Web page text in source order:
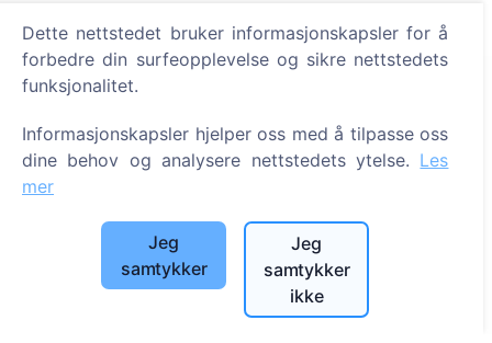
Om CEMETY
Liste over kommuner og brukere
Personvernerklæring
Betalingspolicy
Dette nettstedet bruker informasjonskapsler for å
forbedre din surfeopplevelse og sikre nettstedets
funksjonalitet.
Informasjonskapsler hjelper oss med å tilpasse oss
dine behov og analysere nettstedets ytelse. Les
mer
Jeg
samtykker
Jeg
samtykker
ikke